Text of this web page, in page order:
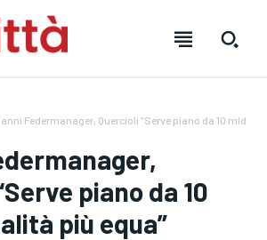
Federmanager, Quercioli “Serve piano da 10 mld
piano da 10
più equa”